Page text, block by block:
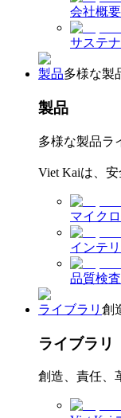
会社概要
サステ
製品多様な製
製品
多様な製品ラ
Viet Kaiは、
マイク
インテ
品質検査
ライブラリ 創
ライブラリ
創造、責任、